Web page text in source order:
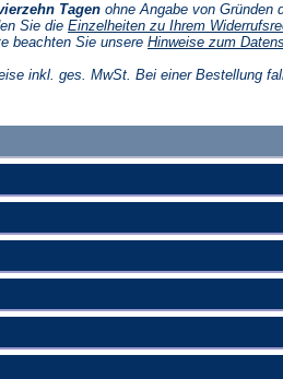
Tagen ohne Angabe von Gründen
Sie die Einzelheiten zu Ihrem
beachten Sie unsere Hinweise zum
inkl. ges. MwSt. Bei einer Bestellung